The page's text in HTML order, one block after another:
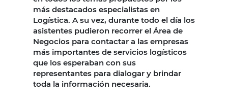
más destacados especialistas en
Logística. A su vez, durante todo el día los
asistentes pudieron recorrer el Área de
Negocios para contactar a las empresas
más importantes de servicios logísticos
que los esperaban con sus
representantes para dialogar y brindar
toda la información necesaria.